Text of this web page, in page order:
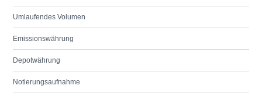
Umlaufendes Volumen
Emissionswährung
Depotwährung
Notierungsaufnahme